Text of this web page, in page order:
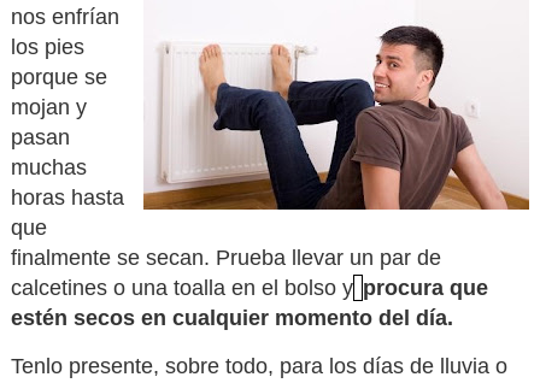
nos enfrían
los pies
porque se
mojan y
pasan
muchas
horas hasta
que
finalmente se secan. Prueba llevar un par de
calcetines o una toalla en el bolso y procura que
estén secos en cualquier momento del día.
Tenlo presente, sobre todo, para los días de lluvia o